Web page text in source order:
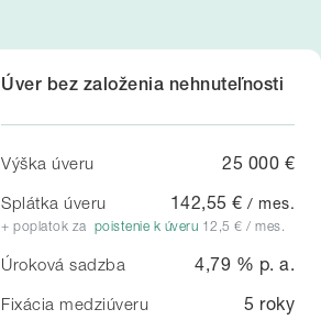
Úver bez založenia nehnuteľnosti
Výška úveru 25 000 €
Splátka úveru 142,55 € / mes.
+ poplatok za poistenie k úveru 12,5 € / mes.
Úroková sadzba 4,79 % p. a.
Fixácia medziúveru 5 roky